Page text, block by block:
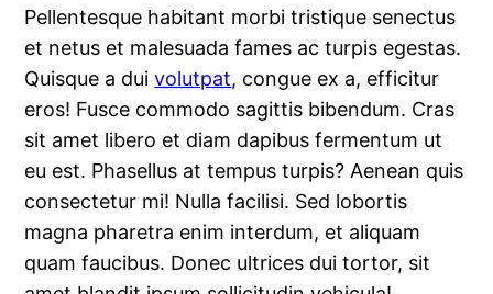
Pellentesque habitant morbi tristique senectus
et netus et malesuada fames ac turpis egestas.
Quisque a duivolutpat, congue ex a, efficitur
eros! Fusce commodo sagittis bibendum. Cras
sit amet libero et diam dapibus fermentum ut
eu est. Phasellus at tempus turpis? Aenean quis
consectetur mi! Nulla facilisi. Sed lobortis
magna pharetra enim interdum, et aliquam
quam faucibus. Donec ultrices dui tortor, sit